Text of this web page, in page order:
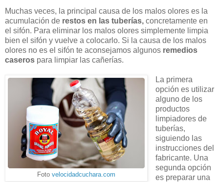
Muchas veces, la principal causa de los malos olores es la
acumulación de restos en las tuberías, concretamente en
el sifón. Para eliminar los malos olores simplemente limpia
bien el sifón y vuelve a colocarlo. Si la causa de los malos
olores no es el sifón te aconsejamos algunos remedios
caseros para limpiar las cañerías.
Foto velocidadcuchara.com
La primera
opción es utilizar
alguno de los
productos
limpiadores de
tuberías,
siguiendo las
instrucciones del
fabricante. Una
segunda opción
es preparar una